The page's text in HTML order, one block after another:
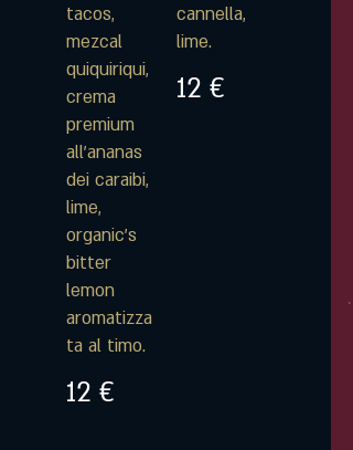
tacos,
mezcal
quiquiriqui,
crema
premium
all'ananas
dei caraibi,
lime,
organic's
bitter
lemon
aromatizza
ta al timo.
12 €
cannella,
lime.
12 €